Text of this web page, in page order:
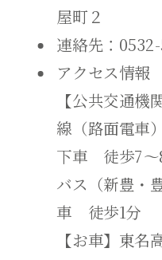
屋町２
連絡先：
アクセス情報
【公共交通機
線（路面電車
下車 徒歩7～
バス（新豊・
車 徒歩1分
【お車】東名